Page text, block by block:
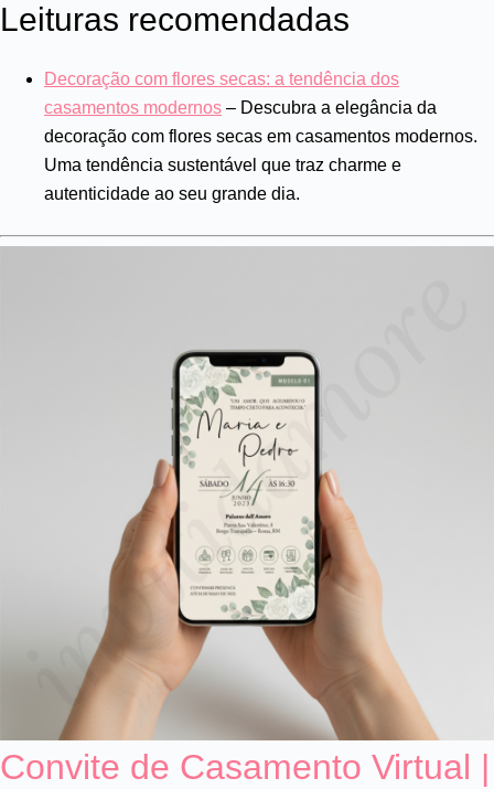
Leituras recomendadas
Decoração com flores secas: a tendência dos
casamentos modernos – Descubra a elegância da
decoração com flores secas em casamentos modernos.
Uma tendência sustentável que traz charme e
autenticidade ao seu grande dia.
Convite de Casamento Virtual |